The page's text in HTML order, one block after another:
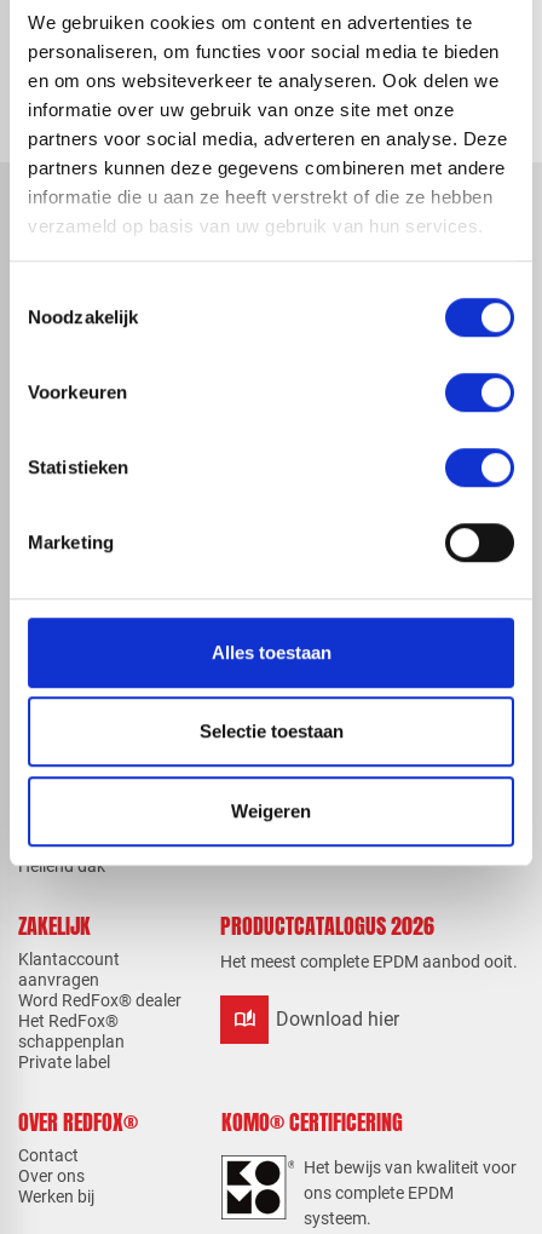
We gebruiken cookies om content en advertenties te
personaliseren, om functies voor social media te bieden
en om ons websiteverkeer te analyseren. Ook delen we
informatie over uw gebruik van onze site met onze
partners voor social media, adverteren en analyse. Deze
partners kunnen deze gegevens combineren met andere
informatie die u aan ze heeft verstrekt of die ze hebben
verzameld op basis van uw gebruik van hun services.
Noodzakelijk
Voorkeuren
Statistieken
Marketing
Alles toestaan
Selectie toestaan
Weigeren
A-merk met KOMO® keurmerk
check_circleLeverancier met expertise in EPDM-verwerking
check_circle40+ RedFox® dealers in NL
EPDM
EPDM compleet
Lijmen en kitten
EPDM-daktrimmen
Kanaalplaten
Hellend dak
KENNIS EN HULP
Kennisbank
Downloads
Instructievideo's
Verwerkingsvoorschriften
Veelgestelde vragen
ZAKELIJK
Klantaccount
aanvragen
Word RedFox® dealer
Het RedFox®
schappenplan
Private label
PRODUCTCATALOGUS 2026
Het meest complete EPDM aanbod ooit.
auto_stories Download hier
OVER REDFOX®
Contact
Over ons
Werken bij
KOMO® CERTIFICERING
Het bewijs van kwaliteit voor
ons complete EPDM
systeem.
mail info@redfoxepdm.nl
check_circleA-merk met KOMO® keurmerk